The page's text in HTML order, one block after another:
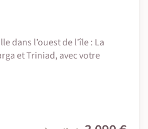
dans l’ouest de l’île : La
et Triniad, avec votre